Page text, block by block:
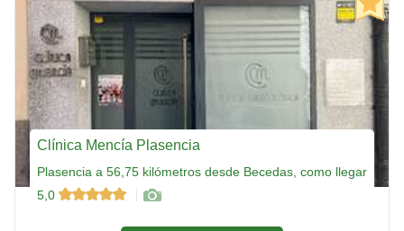
Clínica Mencía Plasencia
Plasencia a 56,75 kilómetros desde Becedas, como llegar
5,0